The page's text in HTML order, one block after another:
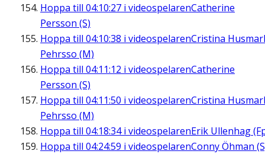
Hoppa till 04:10:27 i videospelarenCatherine
Persson (S)
Hoppa till 04:10:38 i videospelarenCristina
Pehrsso (M)
Hoppa till 04:11:12 i videospelarenCatherine
Persson (S)
Hoppa till 04:11:50 i videospelarenCristina
Pehrsso (M)
Hoppa till 04:18:34i videospelarenErik Ullenhag
Hoppa till 04:24:59 i videospelarenConny Öhman